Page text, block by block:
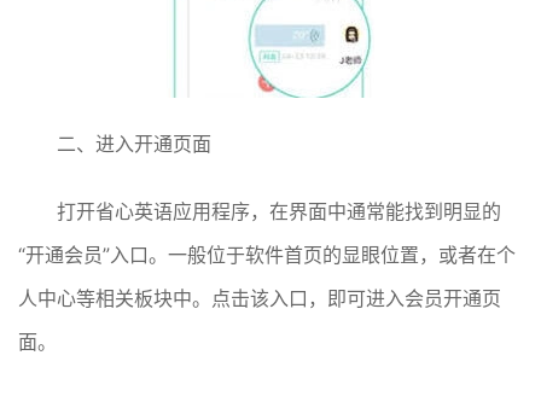
二、进入开通页面
打开省心英语应用程序，在界面中通常能找到明显的
“开通会员”入口。一般位于软件首页的显眼位置，或者在个
人中心等相关板块中。点击该入口，即可进入会员开通页
面。